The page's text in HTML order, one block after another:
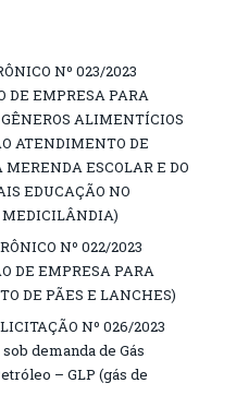
Nº 023/2023
DE EMPRESA PARA
ALIMENTÍCIOS
ATENDIMENTO DE
ESCOLAR E DO
EDUCAÇÃO NO
Nº 022/2023
DE EMPRESA PARA
DE PÃES E LANCHES)
Nº 026/2023
demanda de Gás
– GLP (gás de